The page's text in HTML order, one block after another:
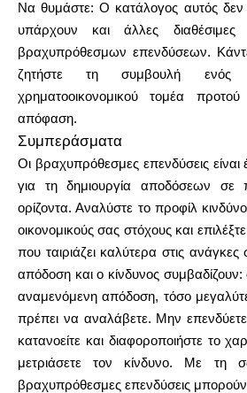
Να θυμάστε: Ο κατάλογος αυτός δεν
υπάρχουν και άλλες διαθέσιμες
βραχυπρόθεσμων επενδύσεων.
ζητήστε τη συμβουλή ενός
χρηματοοικονομικού τομέα
απόφαση.
Συμπεράσματα
Οι βραχυπρόθεσμες επενδύσεις είναι
για τη δημιουργία αποδόσεων σε
ορίζοντα. Αναλύστε το προφίλ
οικονομικούς σας στόχους και
που ταιριάζει καλύτερα στις
απόδοση και ο κίνδυνος συμβαδίζουν:
αναμενόμενη απόδοση, τόσο
πρέπει να αναλάβετε. Μην
κατανοείτε και διαφοροποιήστε το
μετριάσετε τον κίνδυνο. Με τη
βραχυπρόθεσμες επενδύσεις